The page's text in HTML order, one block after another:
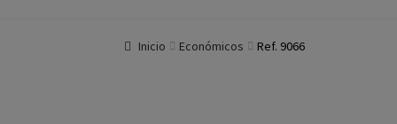
Inicio Económicos Ref. 9066